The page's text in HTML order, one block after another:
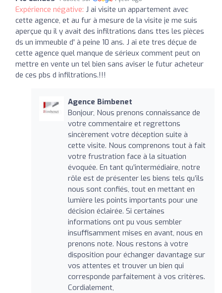
Expérience négative: J ai visite un appartement avec
cette agence, et au fur à mesure de la visite je me suis
aperçue qu il y avait des infiltrations dans ttes les pièces
ds un immeuble d' à peine 10 ans. J ai ete tres déçue de
cette agence quel manque de sérieux comment peut on
mettre en vente un tel bien sans aviser le futur acheteur
de ces pbs d infiltrations.!!!
Agence Bimbenet
Bonjour, Nous prenons connaissance de
votre commentaire et regrettons
sincèrement votre déception suite à
cette visite. Nous comprenons tout à fait
votre frustration face à la situation
évoquée. En tant qu’intermédiaire, notre
rôle est de présenter les biens tels qu’ils
nous sont confiés, tout en mettant en
lumière les points importants pour une
décision éclairée. Si certaines
informations ont pu vous sembler
insuffisamment mises en avant, nous en
prenons note. Nous restons à votre
disposition pour échanger davantage sur
vos attentes et trouver un bien qui
corresponde parfaitement à vos critères.
Cordialement,